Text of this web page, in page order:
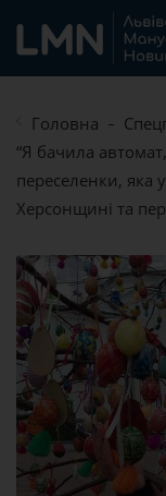
Головна
“Я бачила
переселенки, яка
Херсонщині та